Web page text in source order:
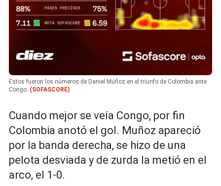
Estos fueron los números de Daniel Múñoz en el triunfo de Colombia ante
Congo. (SOFASCORE)
Cuando mejor se veía Congo, por fin
Colombia anotó el gol. Muñoz apareció
por la banda derecha, se hizo de una
pelota desviada y de zurda la metió en el
arco, el 1-0.